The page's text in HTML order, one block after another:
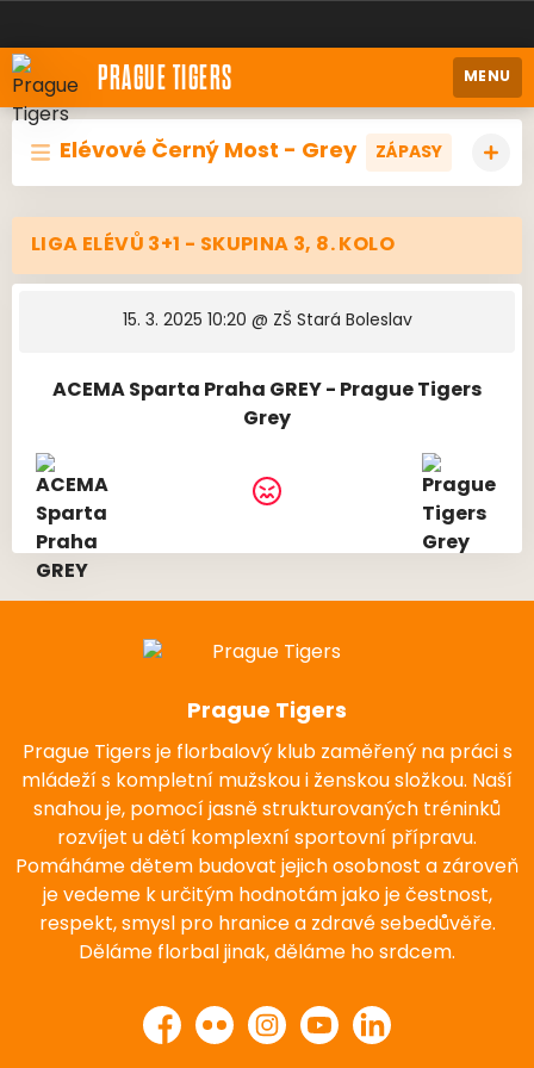
PRAGUE TIGERS MENU
Elévové Černý Most - Grey ZÁPASY
LIGA ELÉVŮ 3+1 - SKUPINA 3, 8. KOLO
15. 3. 2025 10:20 @ ZŠ Stará Boleslav
ACEMA Sparta Praha GREY - Prague Tigers
Grey
Prague Tigers
Prague Tigers je florbalový klub zaměřený na práci s
mládeží s kompletní mužskou i ženskou složkou. Naší
snahou je, pomocí jasně strukturovaných tréninků
rozvíjet u dětí komplexní sportovní přípravu.
Pomáháme dětem budovat jejich osobnost a zároveň
je vedeme k určitým hodnotám jako je čestnost,
respekt, smysl pro hranice a zdravé sebedůvěře.
Děláme florbal jinak, děláme ho srdcem.
Facebook
Flickr InstagramYouTubeLinkedIn